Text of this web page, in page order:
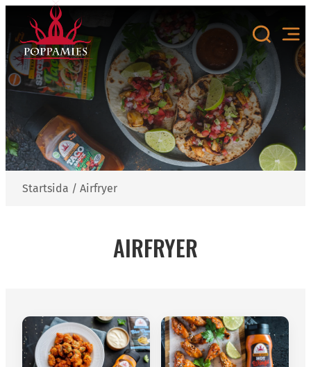
innehåll
Startsida / Airfryer
AIRFRYER